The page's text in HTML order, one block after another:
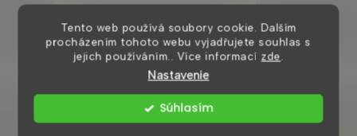
Tento web používá soubory cookie. Dalším
procházením tohoto webu vyjadřujete souhlas s
jejich používáním.. Více informací zde
Nastavenie
Súhlasím
Mohlo by se vám také líbit